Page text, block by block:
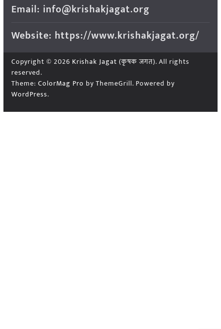
Email: info@krishakjagat.org
Website: https://www.krishakjagat.org/
Copyright © 2026 Krishak Jagat (कृषक जगत). All rights
reserved.
Theme: ColorMag Pro by ThemeGrill. Powered by
WordPress.